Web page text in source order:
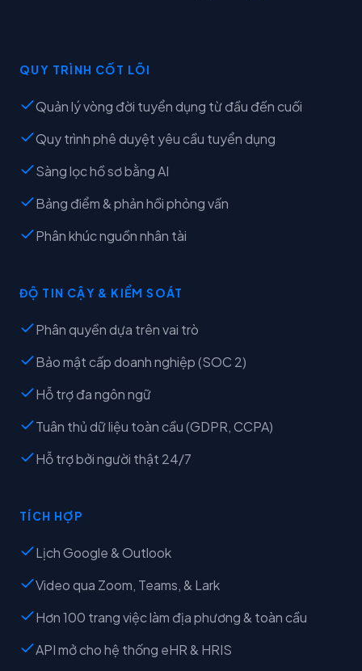
QUY TRÌNH CỐT LÕI
Quản lý vòng đời tuyển dụng từ đầu đến cuối
Quy trình phê duyệt yêu cầu tuyển dụng
Sàng lọc hồ sơ bằng AI
Bảng điểm & phản hồi phỏng vấn
Phân khúc nguồn nhân tài
ĐỘ TIN CẬY & KIỂM SOÁT
Phân quyền dựa trên vai trò
Bảo mật cấp doanh nghiệp (SOC 2)
Hỗ trợ đa ngôn ngữ
Tuân thủ dữ liệu toàn cầu (GDPR, CCPA)
Hỗ trợ bởi người thật 24/7
TÍCH HỢP
Lịch Google & Outlook
Video qua Zoom, Teams, & Lark
Hơn 100 trang việc làm địa phương & toàn cầu
API mở cho hệ thống eHR & HRIS